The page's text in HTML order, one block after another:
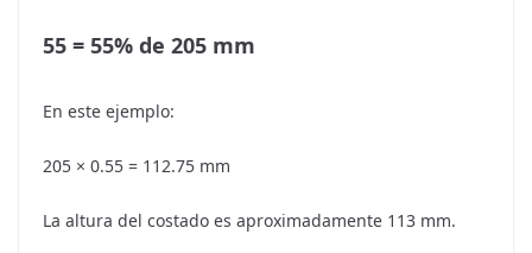
55 = 55% de 205 mm
En este ejemplo:
205 × 0.55 = 112.75 mm
La altura del costado es aproximadamente 113 mm.